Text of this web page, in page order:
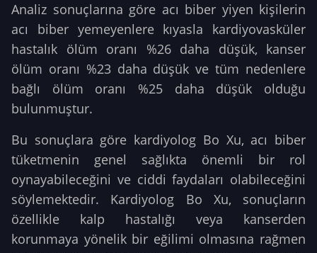
Analiz sonuçlarına göre acı biber yiyen kişilerin
acı biber yemeyenlere kıyasla kardiyovasküler
hastalık ölüm oranı %26 daha düşük, kanser
ölüm oranı %23 daha düşük ve tüm nedenlere
bağlı ölüm oranı %25 daha düşük olduğu
bulunmuştur.
Bu sonuçlara göre kardiyolog Bo Xu, acı biber
tüketmenin genel sağlıkta önemli bir rol
oynayabileceğini ve ciddi faydaları olabileceğini
söylemektedir. Kardiyolog Bo Xu, sonuçların
özellikle kalp hastalığı veya kanserden
korunmaya yönelik bir eğilimi olmasına rağmen